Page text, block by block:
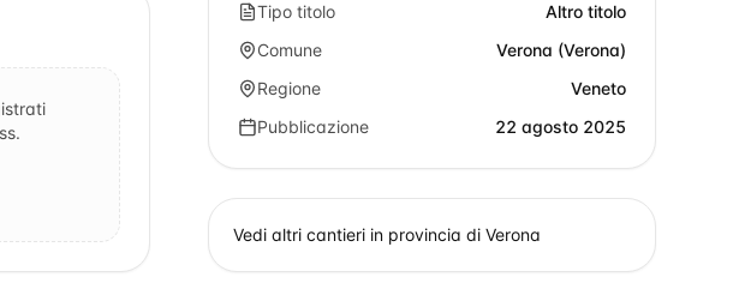
Tipo titolo
Altro titolo
Comune
Verona (Verona)
Regione
Veneto
Pubblicazione
22 agosto 2025
Vedi altri cantieri in provincia di Verona